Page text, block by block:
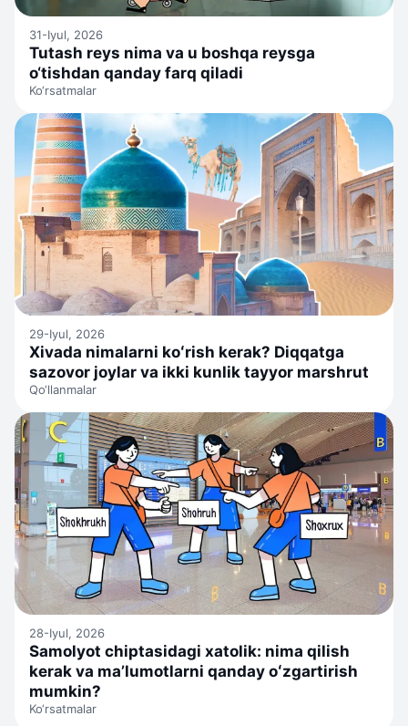
31-Iyul, 2026
Tutash reys nima va u boshqa reysga
o‘tishdan qanday farq qiladi
Ko‘rsatmalar
29-Iyul, 2026
Xivada nimalarni koʻrish kerak? Diqqatga
sazovor joylar va ikki kunlik tayyor marshrut
Qo‘llanmalar
28-Iyul, 2026
Samolyot chiptasidagi xatolik: nima qilish
kerak va ma’lumotlarni qanday oʻzgartirish
mumkin?
Ko‘rsatmalar